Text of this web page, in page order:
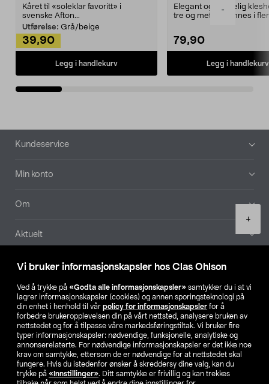
Vi bruker informasjonskapsler hos Clas Ohlson
Ved å trykke på «Godta alle informasjonskapsler» samtykker du i at vi
lagrer informasjonskapsler (cookies) og annen sporingsteknologi på
din enhet i henhold til vår policy for informasjonskapsler for å
forbedre brukeropplevelsen din på vårt nettsted, analysere bruken av
nettstedet og for å tilpasse våre markedsføringstiltak. Vi bruker fire
typer informasjonskapsler: nødvendige, funksjonelle, analytiske og
annonserelaterte. For nødvendige informasjonskapsler er det ikke noe
krav om samtykke, ettersom de er nødvendige for at nettstedet skal
fungere. Hvis du istedenfor ønsker å skreddersy dine valg, kan du
trykke på «Innstillinger». Ditt samtykke er frivillig og kan trekkes
-
+
Kåret til «soleklar favoritt» i
svenske Afton...
Utførelse: Grå/beige
39,90
Legg i handlekurv
Elegant og skikkelig
tre og metall – finnes i
79,90
Legg i handlekurv
Bunntekst
Kundeservice
Min konto
Om
Aktuelt
Våre selskaper
Finn din butikk
SE NO FI